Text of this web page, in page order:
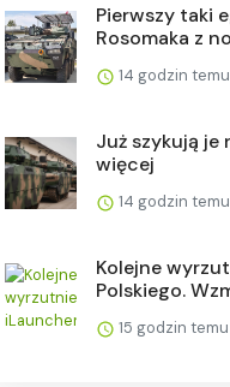
Pierwszy taki
Rosomaka z
14 godzin temu
Już szykują je
więcej
14 godzin temu
Kolejne
Polskiego.
15 godzin temu